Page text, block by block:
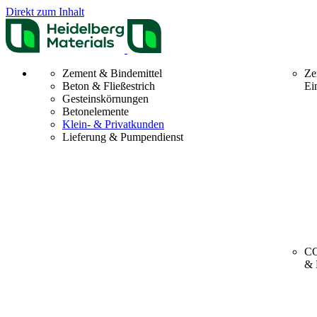
Direkt zum Inhalt
Zement & Bindemittel
Beton & Fließestrich
Gesteinskörnungen
Betonelemente
Klein- & Privatkunden
Lieferung & Pumpendienst
&